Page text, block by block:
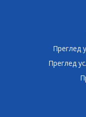
Преглед
Преглед